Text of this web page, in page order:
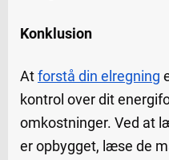
Konklusion
Atforstå din elregning
kontrol over dit
omkostninger. Ved at
er opbygget, læse de